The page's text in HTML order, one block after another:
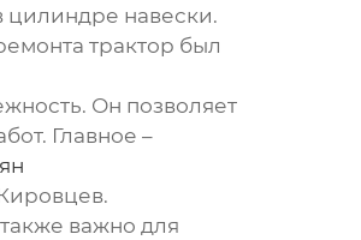
цилиндре навески.
трактор был
Он позволяет
Главное –
.
важно для